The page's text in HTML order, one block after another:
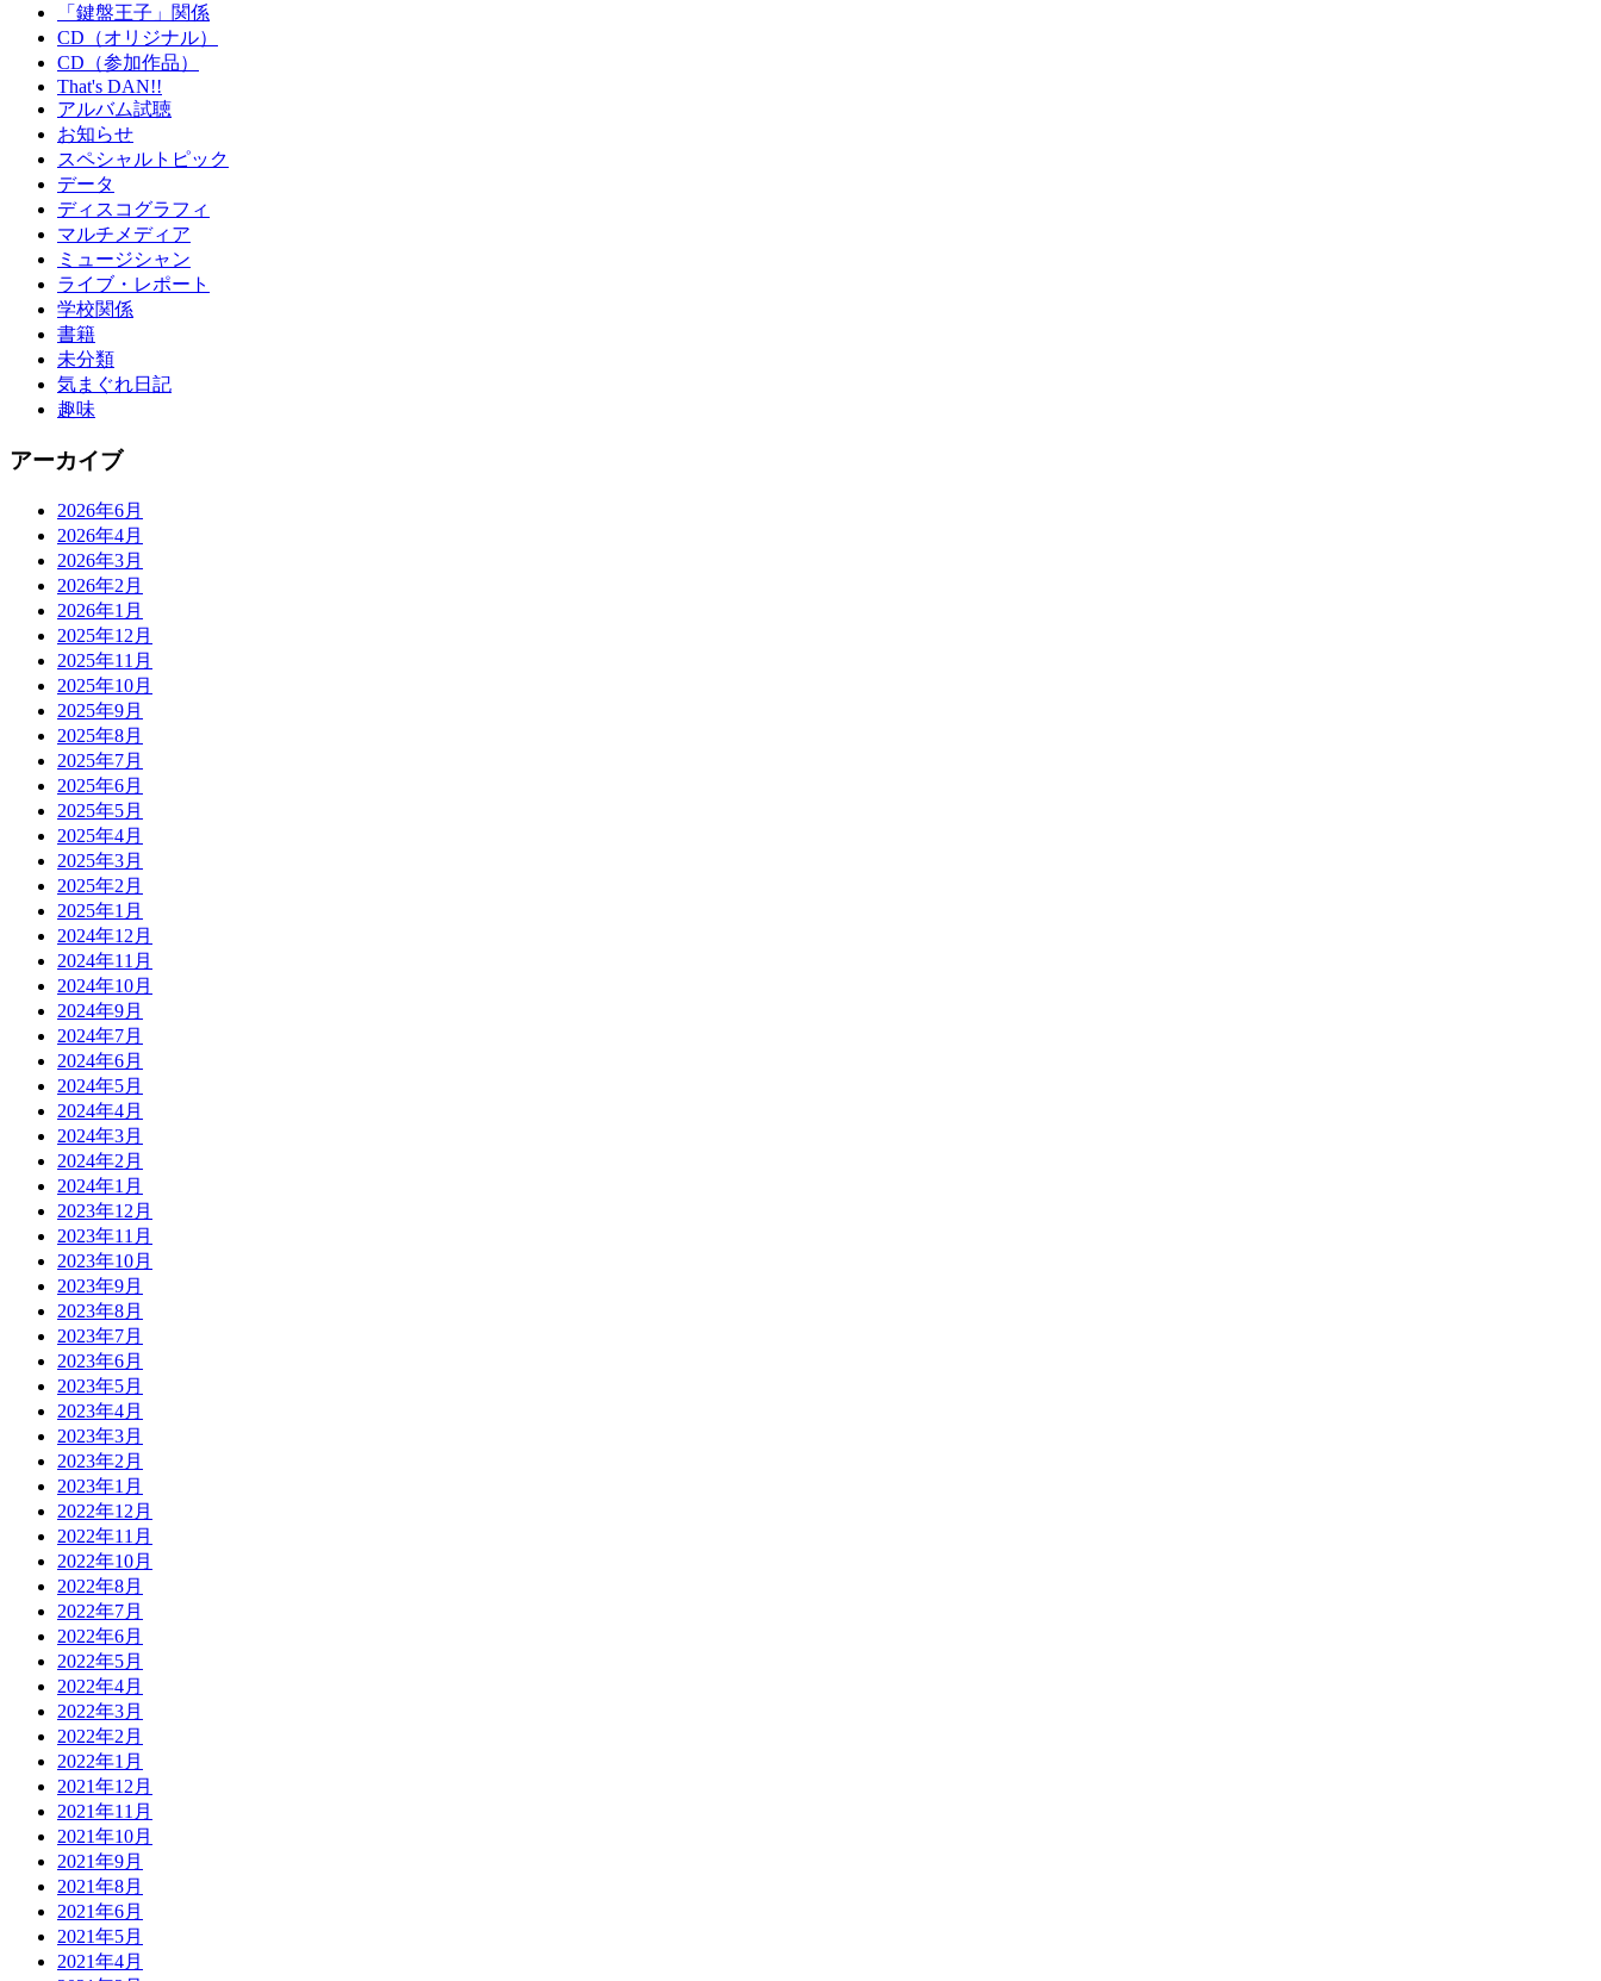
「鍵盤王子」関係
CD（オリジナル）
CD（参加作品）
That's DAN!!
アルバム試聴
お知らせ
スペシャルトピック
データ
ディスコグラフィ
マルチメディア
ミュージシャン
ライブ・レポート
学校関係
書籍
未分類
気まぐれ日記
趣味
アーカイブ
2026年6月
2026年4月
2026年3月
2026年2月
2026年1月
2025年12月
2025年11月
2025年10月
2025年9月
2025年8月
2025年7月
2025年6月
2025年5月
2025年4月
2025年3月
2025年2月
2025年1月
2024年12月
2024年11月
2024年10月
2024年9月
2024年7月
2024年6月
2024年5月
2024年4月
2024年3月
2024年2月
2024年1月
2023年12月
2023年11月
2023年10月
2023年9月
2023年8月
2023年7月
2023年6月
2023年5月
2023年4月
2023年3月
2023年2月
2023年1月
2022年12月
2022年11月
2022年10月
2022年8月
2022年7月
2022年6月
2022年5月
2022年4月
2022年3月
2022年2月
2022年1月
2021年12月
2021年11月
2021年10月
2021年9月
2021年8月
2021年6月
2021年5月
2021年4月